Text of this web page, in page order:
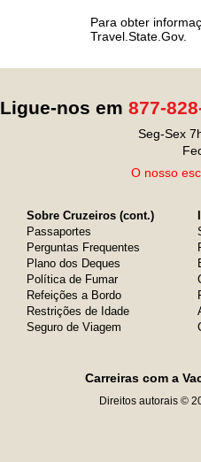
Para obter
Travel.State.Gov.
Ligue-nos em 877-
Seg-Sex
O nosso
Sobre Cruzeiros (cont.)
Passaportes
Perguntas Frequentes
Plano dos Deques
Política de Fumar
Refeições a Bordo
Restrições de Idade
Seguro de Viagem
Carreiras com a
Direitos autorais ©